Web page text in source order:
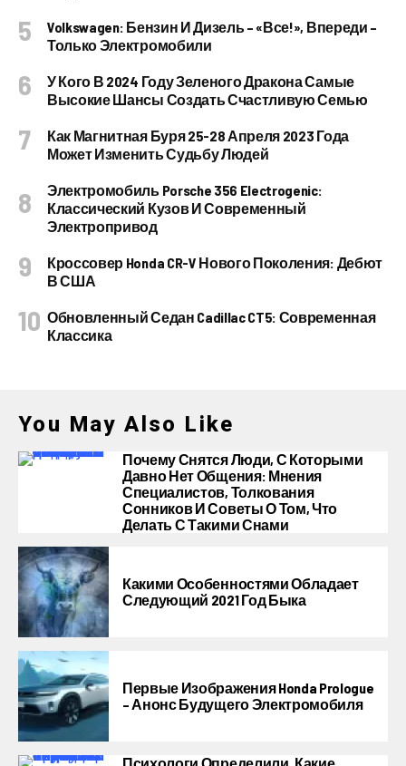
Volkswagen: Бензин И Дизель – «все!», Впереди –
Только Электромобили
У Кого В 2024 Году Зеленого Дракона Самые
Высокие Шансы Создать Счастливую Семью
Как Магнитная Буря 25-28 Апреля 2023 Года
Может Изменить Судьбу Людей
Электромобиль Porsche 356 Electrogenic:
Классический Кузов И Современный
Электропривод
Кроссовер Honda CR-V Нового Поколения: Дебют
В США
Обновленный Седан Cadillac CT5: Современная
Классика
You May Also Like
Почему Снятся Люди, С Которыми
Давно Нет Общения: Мнения
Специалистов, Толкования
Сонников И Советы О Том, Что
Делать С Такими Снами
Какими Особенностями Обладает
Следующий 2021 Год Быка
Первые Изображения Honda Prologue
– Анонс Будущего Электромобиля